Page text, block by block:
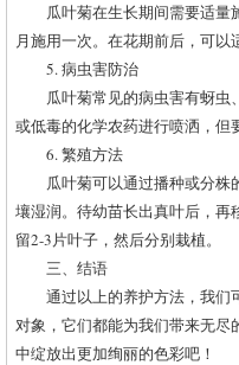
瓜叶菊在生长期间需要适
月施用一次。在花期前后，可
5. 病虫害防治
瓜叶菊常见的病虫害有蚜
或低毒的化学农药进行喷洒，
6. 繁殖方法
瓜叶菊可以通过播种或分
壤湿润。待幼苗长出真叶后，
留2-3片叶子，然后分别栽植。
三、结语
通过以上的养护方法，我们
对象，它们都能为我们带来无
中绽放出更加绚丽的色彩吧！